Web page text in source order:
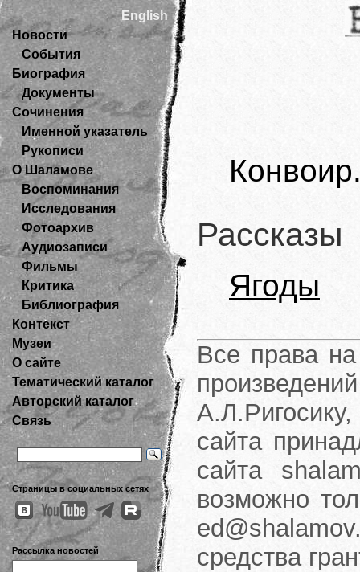
English
Новости
События
Биография
Документы
Сочинения
Именной указатель
Рукописи
О Шаламове
Воспоминания
Исследования
Фотоархив
Аудиозаписи
Фильмы
Критика
Библиография
Контекст
Музеи
О сайте
Тематический каталог
Авторский каталог
Связь
Страницы в социальных сетях
Рассылка новостей
Рассказы
Ягоды
Все права на
сайта
сайта
возможно
средства